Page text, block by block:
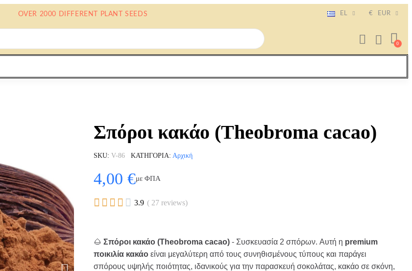
OVER 2000 DIFFERENT PLANT SEEDS EL € EUR
Σπόροι κακάο (Theobroma cacao)
SKU V-86 ΚΑΤΗΓΟΡΊΑ Αρχική
4,00 €με ΦΠΑ
     3.9 ( 27 reviews)
🌰 Σπόροι κακάο (Theobroma cacao) - Συσκευασία 2 σπόρων. Αυτή η premium
ποικιλία κακάο είναι μεγαλύτερη από τους συνηθισμένους τύπους και παράγει
σπόρους υψηλής ποιότητας, ιδανικούς για την παρασκευή σοκολάτας, κακάο σε σκόνη,